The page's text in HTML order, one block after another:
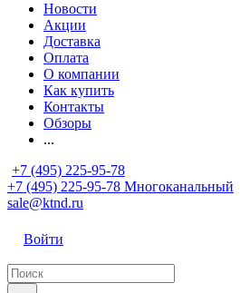
Новости
Акции
Доставка
Оплата
О компании
Как купить
Контакты
Обзоры
...
+7 (495) 225-95-78
+7 (495) 225-95-78 Многоканальный
sale@ktnd.ru
Войти